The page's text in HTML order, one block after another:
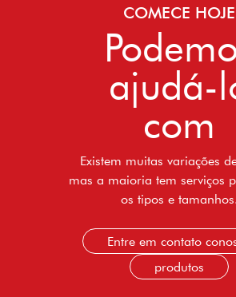
COMECE HOJE
ajudá-
com
Existem muitas variações
mas a maioria tem serviços
os tipos e
Entre em contato
produtos